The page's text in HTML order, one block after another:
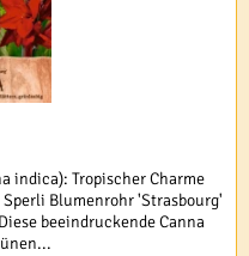
indica): Tropischer Charme
Blumenrohr 'Strasbourg'
beeindruckende Canna